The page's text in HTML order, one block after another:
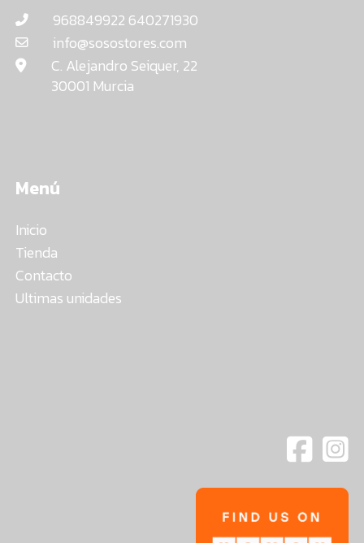
968849922 640271930
info@sosostores.com
C. Alejandro Seiquer, 22
30001 Murcia
Menú
Inicio
Tienda
Contacto
Ultimas unidades